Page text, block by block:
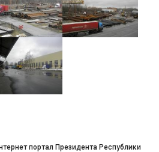
портал Президента Республики